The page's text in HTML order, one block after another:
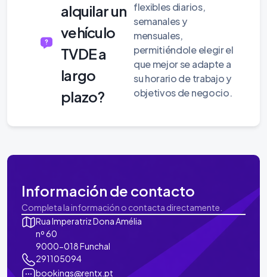
alquilar un
vehículo
TVDE a
largo
plazo?
flexibles diarios,
semanales y
mensuales,
permitiéndole elegir el
que mejor se adapte a
su horario de trabajo y
objetivos de negocio.
Información de contacto
Completa la información o contacta directamente.
Rua Imperatriz Dona Amélia
nº 60
9000-018 Funchal
291105094
bookings@rentx.pt